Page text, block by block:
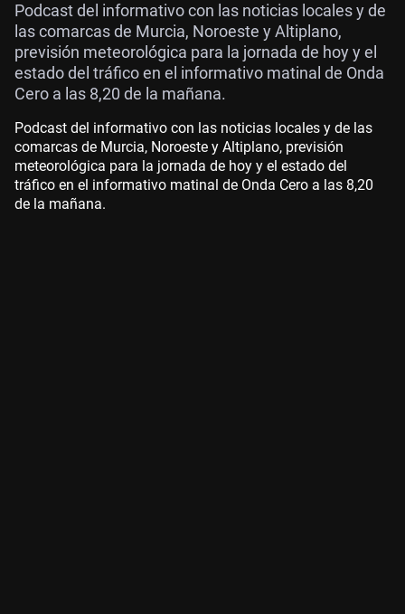
Podcast del informativo con las noticias locales y de
las comarcas de Murcia, Noroeste y Altiplano,
previsión meteorológica para la jornada de hoy y el
estado del tráfico en el informativo matinal de Onda
Cero a las 8,20 de la mañana.
Podcast del informativo con las noticias locales y de las
comarcas de Murcia, Noroeste y Altiplano, previsión
meteorológica para la jornada de hoy y el estado del
tráfico en el informativo matinal de Onda Cero a las 8,20
de la mañana.